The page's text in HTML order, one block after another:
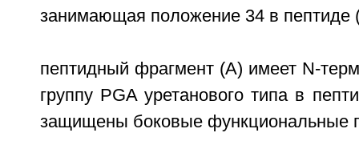
занимающая положение 34 в пептиде
пептидный фрагмент (А) имеет N-
группу PGA уретанового типа в
защищены боковые функциональные